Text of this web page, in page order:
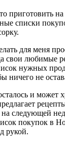
приготовить
списки
для меня
свои любимые
нужных
ничего не
и может
на следующей
покупок в
рукой.